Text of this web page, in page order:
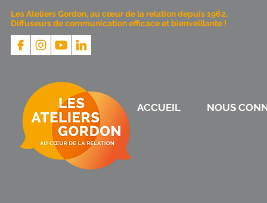
Les Ateliers Gordon, au cœur de la relation depuis 1962,
Diffuseurs de communication efficace et bienveillante !
ACCUEIL NOUS